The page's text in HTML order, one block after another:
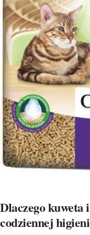
Dlaczego kuweta
codziennej